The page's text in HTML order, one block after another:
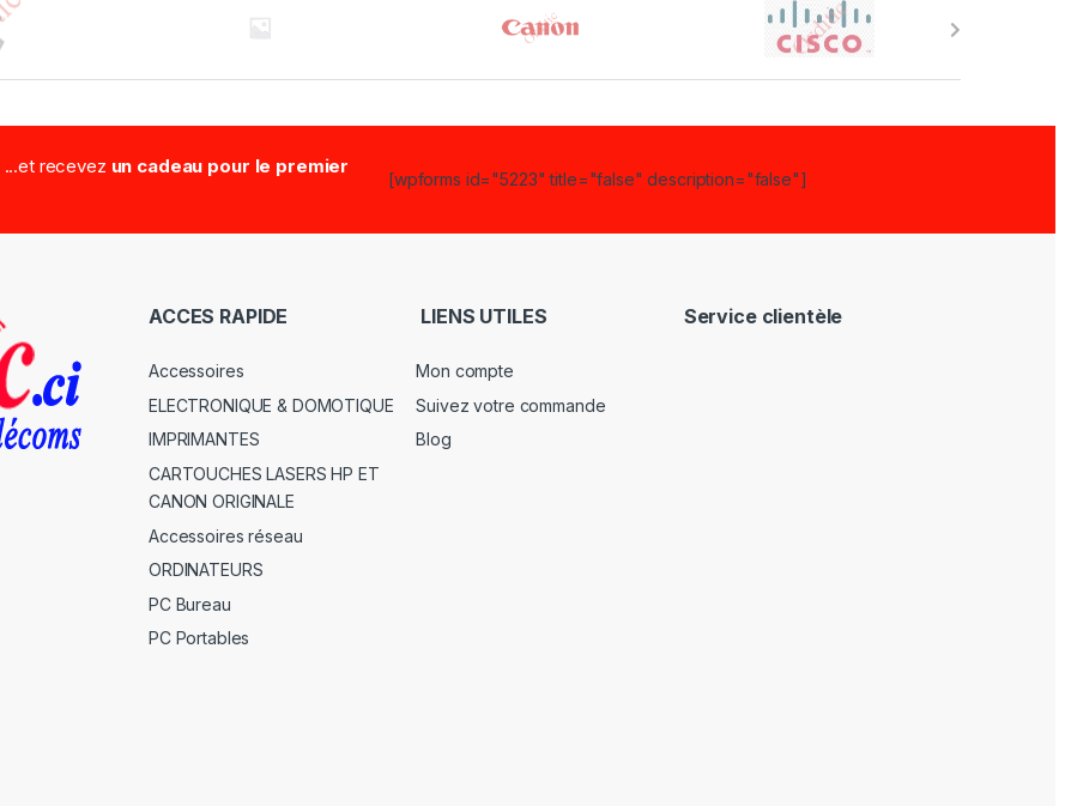
...et recevez un cadeau pour le premier
[wpforms id="5223" title="false" description="false"]
ACCES RAPIDE
Accessoires
ELECTRONIQUE & DOMOTIQUE
IMPRIMANTES
CARTOUCHES LASERS HP ET
CANON ORIGINALE
Accessoires réseau
ORDINATEURS
PC Bureau
PC Portables
LIENS UTILES
Mon compte
Suivez votre commande
Blog
Service clientèle